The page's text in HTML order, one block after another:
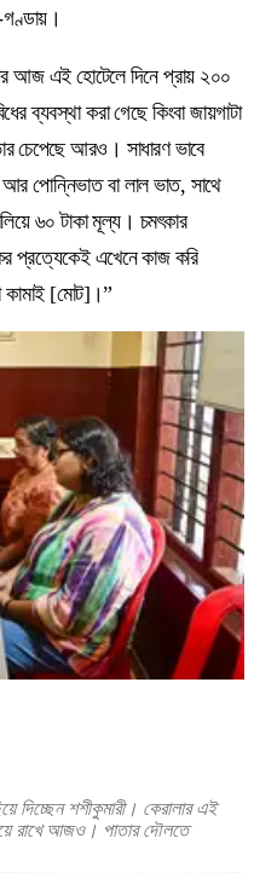
এই হোটেলে দিনে প্রায় ২০০
ব্যবস্থা করা গেছে কিংবা জায়গাটা
চেপেছে আরও। সাধারণ ভাবে
পোন্নিভাত বা লাল ভাত, সাথে
৬০ টাকা মূল্য। চমৎকার
প্রত্যেকেই এখেনে কাজ করি
কামাই [মোট]।”
দিচ্ছেন শশীকুমারী। কেরালার এই
রাখে আজও। পাতার দৌলতে